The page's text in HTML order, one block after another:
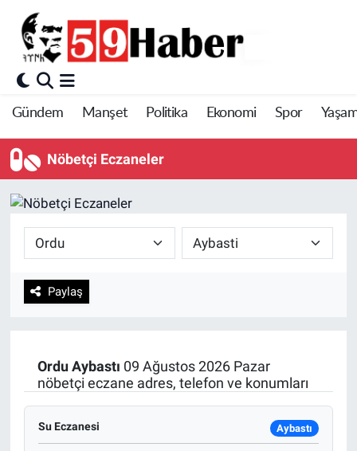
Gündem Manşet Politika Ekonomi Spor
Nöbetçi Eczaneler
Paylaş
Ordu Aybastı 09 Ağustos 2026 Pazar
nöbetçi eczane adres, telefon ve konumları
Su Eczanesi Aybastı